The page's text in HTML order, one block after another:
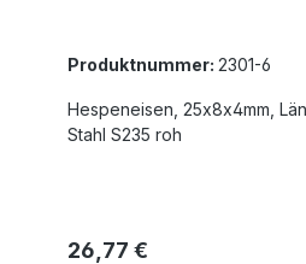
Produktnummer: 2301-6
Hespeneisen, 25x8x4mm,
Stahl S235 roh
Regulärer Preis:
26,77 €